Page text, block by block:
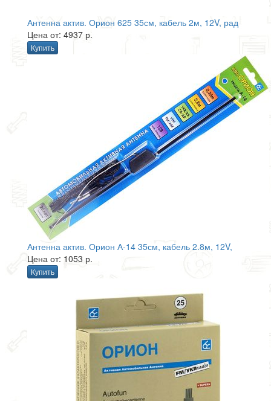
Антенна актив. Орион 625 35см, кабель 2м, 12V, рад
Цена от: 4937 р.
Купить
Антенна актив. Орион А-14 35см, кабель 2.8м, 12V,
Цена от: 1053 р.
Купить